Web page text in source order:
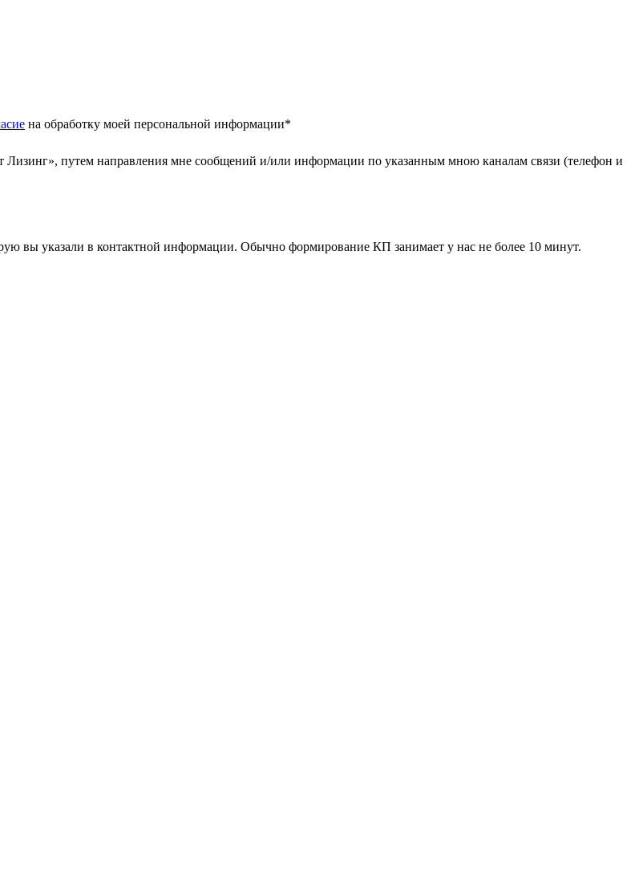
на обработку моей персональной информации*
путем направления мне сообщений и/или информации по указанным мною каналам связи (телефон и
вы указали в контактной информации. Обычно формирование КП занимает у нас не более 10 минут.